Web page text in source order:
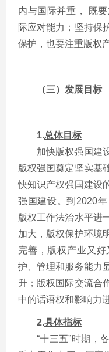
内与国际并重， 既
际应对能力；坚持保
保护，也要注重版权
（三）发展目标
1.总体目标
加快版权强国建设
版权强国奠定坚实基
快知识产权强国建设
强国建设。到2020
版权工作法治水平进
加大，版权保护环境
完善，版权产业又
护、管理和服务能力
升；版权国际交流合
中的话语权和影响力
2.具体指标
“十三五”时期，各